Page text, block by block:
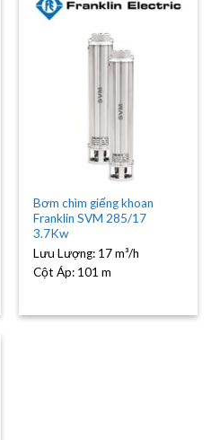
Bơm chìm giếng khoan
Franklin SVM 285/17
3.7Kw
Lưu Lượng: 17 m³/h
Cột Áp: 101 m